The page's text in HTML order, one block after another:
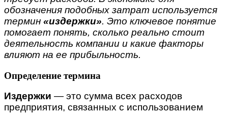
обозначения подобных затрат используется
термин «издержки». Это ключевое понятие
помогает понять, сколько реально стоит
деятельность компании и какие факторы
влияют на ее прибыльность.
Определение термина
Издержки — это сумма всех расходов
предприятия, связанных с использованием